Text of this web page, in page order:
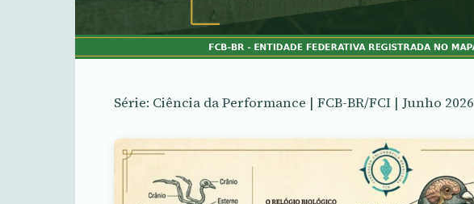
Série: Ciência da Performance | FCB-BR/FCI | Junho 2026